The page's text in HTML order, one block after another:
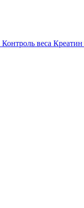
Контроль веса Креатин